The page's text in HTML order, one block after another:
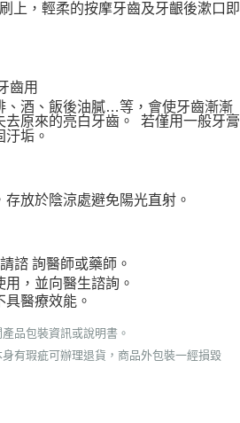
上，輕柔的按摩牙齒及牙齦後漱口即
齒用
、酒、飯後油膩…等，會使牙齒漸漸
去原來的亮白牙齒。 若僅用一般牙膏
垢。
放於陰涼處避免陽光直射。
諮 詢醫師或藥師。
，並向醫生諮詢。
醫療效能。
品包裝資訊或說明書。
有瑕疵可辦理退貨，商品外包裝一經損毀